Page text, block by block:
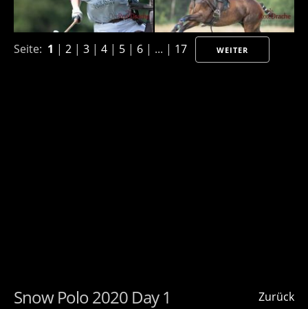
Seite: 1 | 2 | 3 | 4 | 5 | 6 | ... | 17 WEITER
Zurück
Snow Polo 2020 Day 1